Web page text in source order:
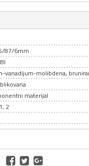
87/6mm
vanadijum-molibdena,
materijal
2